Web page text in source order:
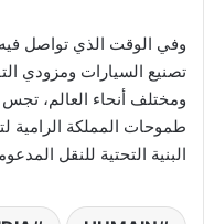
تصنيع السيارات ومزودي
طموحات المملكة الرامية
البنية التحتية للنقل